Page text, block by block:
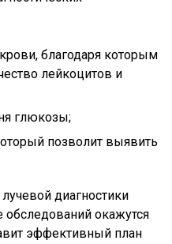
благодаря которым
лейкоцитов и
глюкозы;
позволит выявить
диагностики
окажутся
эффективный план